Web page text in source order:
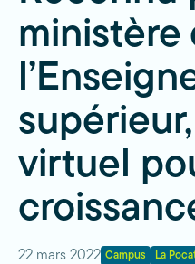
ministère
virtuel
22 mars 2022 Campus La